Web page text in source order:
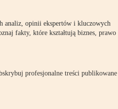
analiz, opinii ekspertów i kluczowych
fakty, które kształtują biznes, prawo
profesjonalne treści publikowane